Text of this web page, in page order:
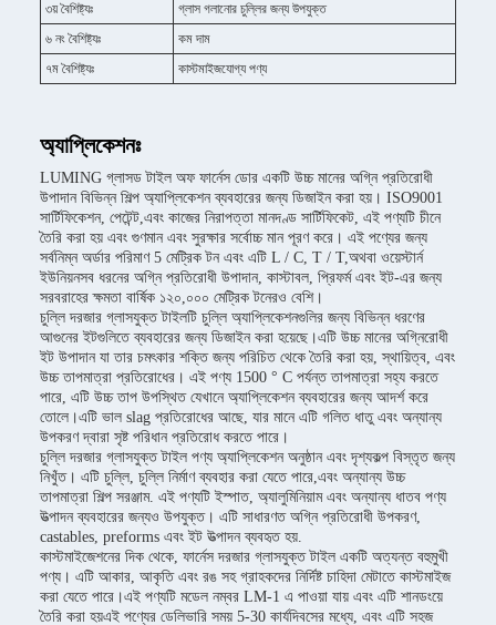
৩য় বৈশিষ্ট্যঃ
গ্লাস গলানোর চুল্লির জন্য উপযুক্ত
৬ নং বৈশিষ্ট্যঃ
কম দাম
৭ম বৈশিষ্ট্যঃ
কাস্টমাইজযোগ্য পণ্য
অ্যাপ্লিকেশনঃ
LUMING গ্লাসড টাইল অফ ফার্নেস ডোর একটি উচ্চ মানের অগ্নি প্রতিরোধী
উপাদান বিভিন্ন শিল্প অ্যাপ্লিকেশন ব্যবহারের জন্য ডিজাইন করা হয়। ISO9001
সার্টিফিকেশন, পেটেন্ট,এবং কাজের নিরাপত্তা মানদণ্ড সার্টিফিকেট, এই পণ্যটি চীনে
তৈরি করা হয় এবং গুণমান এবং সুরক্ষার সর্বোচ্চ মান পূরণ করে। এই পণ্যের জন্য
সর্বনিম্ন অর্ডার পরিমাণ 5 মেট্রিক টন এবং এটি L / C, T / T,অথবা ওয়েস্টার্ন
ইউনিয়নসব ধরনের অগ্নি প্রতিরোধী উপাদান, কাস্টাবল, প্রিফর্ম এবং ইট-এর জন্য
সরবরাহের ক্ষমতা বার্ষিক ১২০,০০০ মেট্রিক টনেরও বেশি।
চুল্লি দরজার গ্লাসযুক্ত টাইলটি চুল্লি অ্যাপ্লিকেশনগুলির জন্য বিভিন্ন ধরণের
আগুনের ইটগুলিতে ব্যবহারের জন্য ডিজাইন করা হয়েছে।এটি উচ্চ মানের অগ্নিরোধী
ইট উপাদান যা তার চমৎকার শক্তি জন্য পরিচিত থেকে তৈরি করা হয়, স্থায়িত্ব, এবং
উচ্চ তাপমাত্রা প্রতিরোধের। এই পণ্য 1500 ° C পর্যন্ত তাপমাত্রা সহ্য করতে
পারে, এটি উচ্চ তাপ উপস্থিত যেখানে অ্যাপ্লিকেশন ব্যবহারের জন্য আদর্শ করে
তোলে।এটি ভাল slag প্রতিরোধের আছে, যার মানে এটি গলিত ধাতু এবং অন্যান্য
উপকরণ দ্বারা সৃষ্ট পরিধান প্রতিরোধ করতে পারে।
চুল্লি দরজার গ্লাসযুক্ত টাইল পণ্য অ্যাপ্লিকেশন অনুষ্ঠান এবং দৃশ্যকল্প বিস্তৃত জন্য
নিখুঁত। এটি চুল্লি, চুল্লি নির্মাণ ব্যবহার করা যেতে পারে,এবং অন্যান্য উচ্চ
তাপমাত্রা শিল্প সরঞ্জাম. এই পণ্যটি ইস্পাত, অ্যালুমিনিয়াম এবং অন্যান্য ধাতব পণ্য
উত্পাদন ব্যবহারের জন্যও উপযুক্ত। এটি সাধারণত অগ্নি প্রতিরোধী উপকরণ,
castables, preforms এবং ইট উত্পাদন ব্যবহৃত হয়.
কাস্টমাইজেশনের দিক থেকে, ফার্নেস দরজার গ্লাসযুক্ত টাইল একটি অত্যন্ত বহুমুখী
পণ্য। এটি আকার, আকৃতি এবং রঙ সহ গ্রাহকদের নির্দিষ্ট চাহিদা মেটাতে কাস্টমাইজ
করা যেতে পারে।এই পণ্যটি মডেল নম্বর LM-1 এ পাওয়া যায় এবং এটি শানডংয়ে
তৈরি করা হয়এই পণ্যের ডেলিভারি সময় 5-30 কার্যদিবসের মধ্যে, এবং এটি সহজ